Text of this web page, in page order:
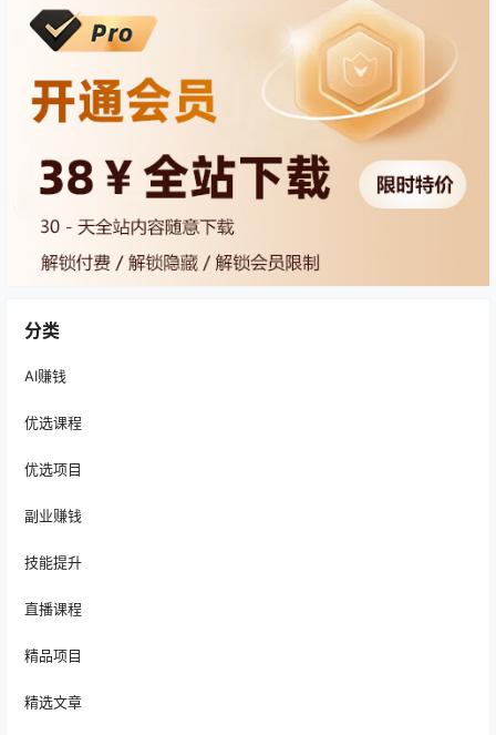
分类
AI赚钱
优选课程
优选项目
副业赚钱
技能提升
直播课程
精品项目
精选文章